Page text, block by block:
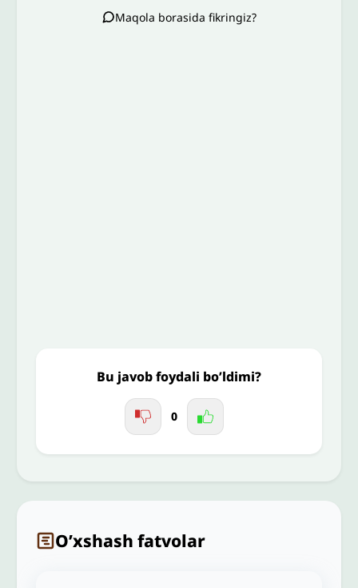
Maqola borasida fikringiz?
Bu javob foydali bo’ldimi?
0
O’xshash fatvolar